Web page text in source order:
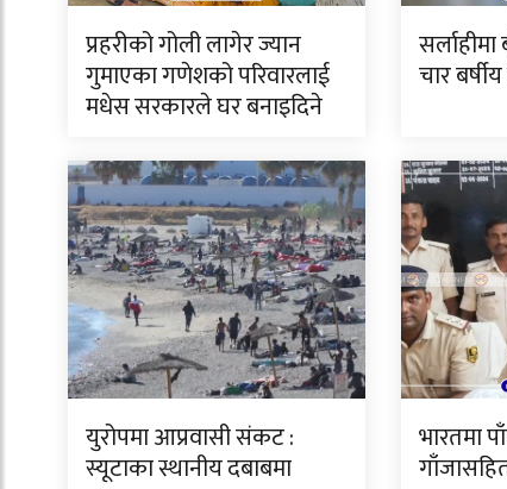
प्रहरीको गोली लागेर ज्यान
गुमाएका गणेशको परिवारलाई
मधेस सरकारले घर बनाइदिने
चार
युरोपमा आप्रवासी संकट :
स्यूटाका स्थानीय दबाबमा
भारतमा